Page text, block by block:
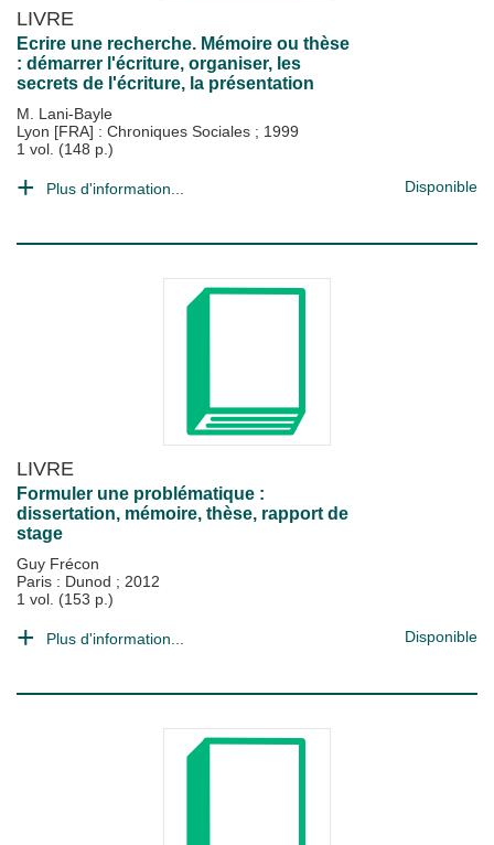
LIVRE
Ecrire une recherche. Mémoire ou thèse
: démarrer l'écriture, organiser, les
secrets de l'écriture, la présentation
M. Lani-Bayle
Lyon [FRA] : Chroniques Sociales ; 1999
1 vol. (148 p.)
Plus d'information... Disponible
LIVRE
Formuler une problématique :
dissertation, mémoire, thèse, rapport de
stage
Guy Frécon
Paris : Dunod ; 2012
1 vol. (153 p.)
Plus d'information... Disponible